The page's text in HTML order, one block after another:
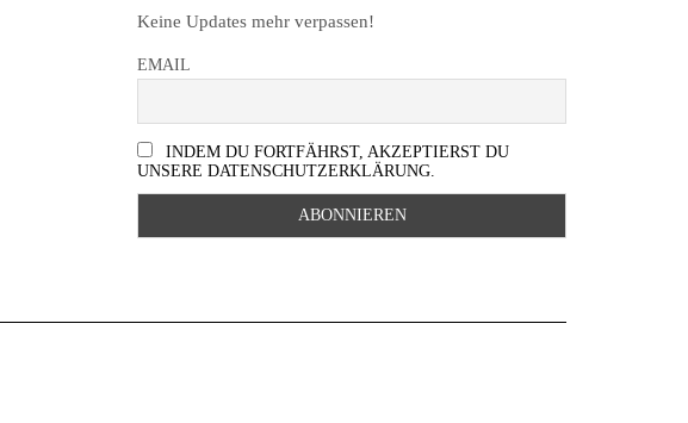
Keine Updates mehr verpassen!
EMAIL
INDEM DU FORTFÄHRST, AKZEPTIERST DU
UNSERE DATENSCHUTZERKLÄRUNG.